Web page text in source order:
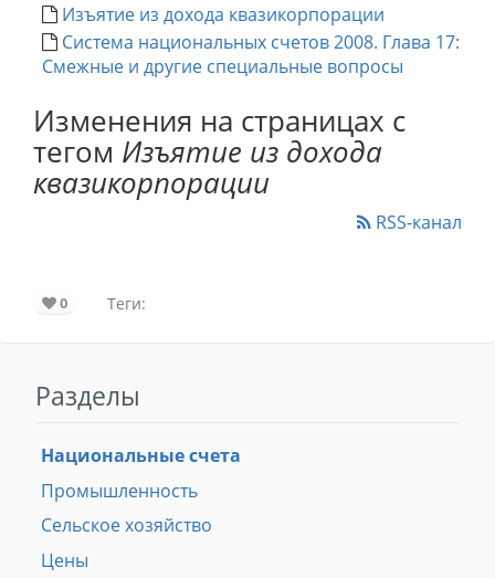
Изъятие из дохода квазикорпорации
Система национальных счетов 2008. Глава 17:
Смежные и другие специальные вопросы
Изменения на страницах с
тегом Изъятие из дохода
квазикорпорации
RSS-канал
0 Теги:
Разделы
Национальные счета
Промышленность
Сельское хозяйство
Цены